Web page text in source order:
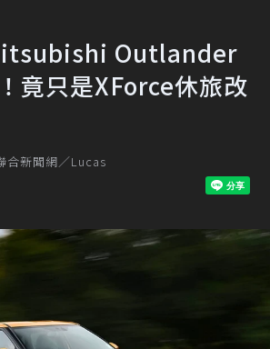
Outlander
竟只是XForce休旅改
合新聞網／Lucas